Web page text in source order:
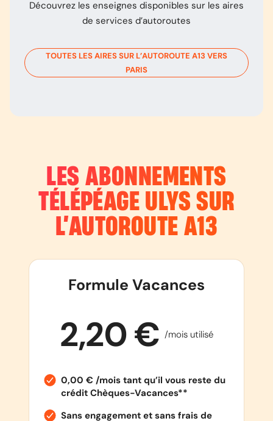
Découvrez les enseignes disponibles sur les aires
de services d’autoroutes
TOUTES LES AIRES SUR L’AUTOROUTE A13 VERS
PARIS
LES ABONNEMENTS
TÉLÉPÉAGE ULYS SUR
L’AUTOROUTE A13
Formule Vacances
2,20 € /mois utilisé
0,00 € /mois tant qu’il vous reste du
crédit Chèques-Vacances**
Sans engagement et sans frais de